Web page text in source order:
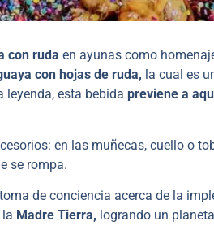
con ruda en ayunas como
con hojas de ruda, la cual es
esta bebida previene a
en las muñecas, cuello o
se rompa.
de conciencia acerca de la
Madre Tierra, logrando un